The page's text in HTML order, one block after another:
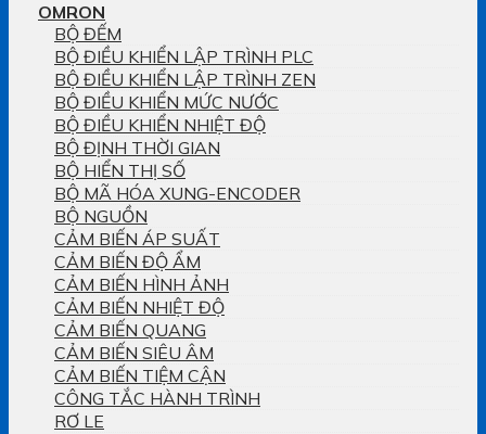
OMRON
BỘ ĐẾM
BỘ ĐIỀU KHIỂN LẬP TRÌNH PLC
BỘ ĐIỀU KHIỂN LẬP TRÌNH ZEN
BỘ ĐIỀU KHIỂN MỨC NƯỚC
BỘ ĐIỀU KHIỂN NHIỆT ĐỘ
BỘ ĐỊNH THỜI GIAN
BỘ HIỂN THỊ SỐ
BỘ MÃ HÓA XUNG-ENCODER
BỘ NGUỒN
CẢM BIẾN ÁP SUẤT
CẢM BIẾN ĐỘ ẨM
CẢM BIẾN HÌNH ẢNH
CẢM BIẾN NHIỆT ĐỘ
CẢM BIẾN QUANG
CẢM BIẾN SIÊU ÂM
CẢM BIẾN TIỆM CẬN
CÔNG TẮC HÀNH TRÌNH
RƠ LE